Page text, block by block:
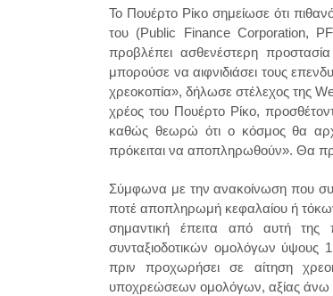
Το Πουέρτο Ρίκο σημείωσε ότι
του (Public Finance Corporation,
προβλέπει ασθενέστερη
μπορούσε να αιφνιδιάσει τους
χρεοκοπία», δήλωσε στέλεχος της
χρέος του Πουέρτο Ρίκο,
καθώς θεωρώ ότι ο κόσμος θα
πρόκειται να αποπληρωθούν». Θα
Σύμφωνα με την ανακοίνωση που
ποτέ αποπληρωμή κεφαλαίου ή
σημαντική έπειτα από αυτή
συνταξιοδοτικών ομολόγων ύψους
πριν προχωρήσει σε αίτηση
υποχρεώσεων ομολόγων, αξίας άνω